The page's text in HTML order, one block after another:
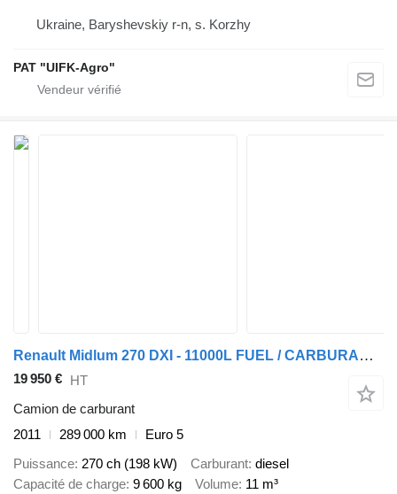
Ukraine, Baryshevskiy r-n, s. Korzhy
PAT "UIFK-Agro"
Renault Midlum 270 DXI - 11000L FUEL / CARBURANT - 4 COMP
19 950 € HT
Camion de carburant
2011
289 000 km
Euro 5
Puissance 270 ch (198 kW) Carburant diesel
Capacité de charge 9 600 kg Volume 11 m³